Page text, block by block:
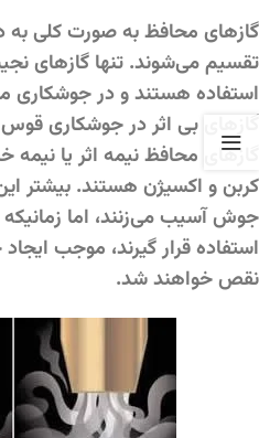
گازهای محافظ به صورت کلی به
تقسیم می‌شوند. تنها گازهای
استفاده هستند و در جوشکاری
گازهای بی اثر در جوشکاری
گازهای محافظ نیمه اثر یا
کربن و اکسیژن هستند. بیشتر
جوش آسیب می‌زنند، اما
استفاده قرار گیرند، موجب
نقص خواهند شد.